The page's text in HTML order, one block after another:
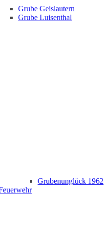
Grube Geislautern
Grube Luisenthal
Grubenunglück 1962